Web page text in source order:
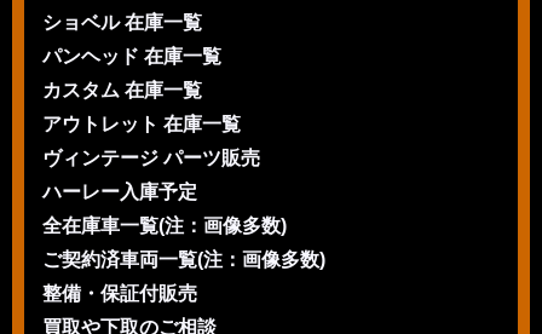
ショベル 在庫一覧
パンヘッド 在庫一覧
カスタム 在庫一覧
アウトレット 在庫一覧
ヴィンテージ パーツ販売
ハーレー入庫予定
全在庫車一覧(注：画像多数)
ご契約済車両一覧(注：画像多数)
整備・保証付販売
買取や下取のご相談